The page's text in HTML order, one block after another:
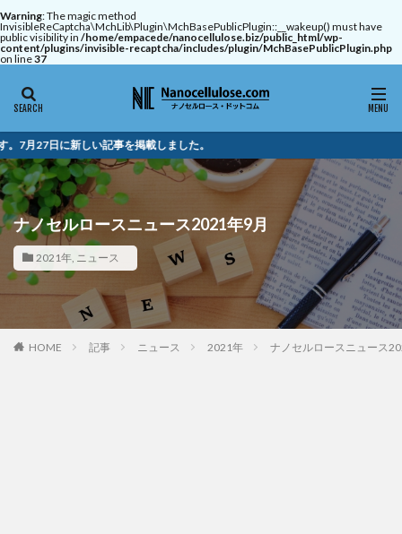
Warning: The magic method
InvisibleReCaptcha\MchLib\Plugin\MchBasePublicPlugin::__wakeup() must have
public visibility in /home/empacede/nanocellulose.biz/public_html/wp-
content/plugins/invisible-recaptcha/includes/plugin/MchBasePublicPlugin.php
on line37
を掲載しました。
ナノセルロースニュース2021年9月
2021年, ニュース
HOME 記事 ニュース 2021年 ナノセルロースニュース